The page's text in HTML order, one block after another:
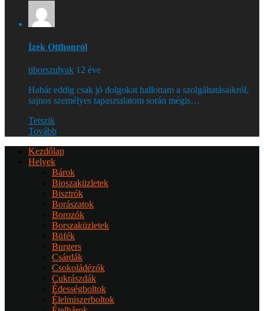
Ízek Otthonról
tiborszulyak 12 éve
Habár eddig csak jó dolgokat hallottam a szolgáltatásaikról,
sajnos személyes tapasztalatom során mégis…
Tetszik
Tovább
Kezdőlap
Helyek
Bárok
Bioszaküzletek
Bisztrók
Borászatok
Borozók
Borszaküzletek
Büfék
Burgers
Csárdák
Csokoládézók
Cukrászdák
Édességboltok
Élelmiszerboltok